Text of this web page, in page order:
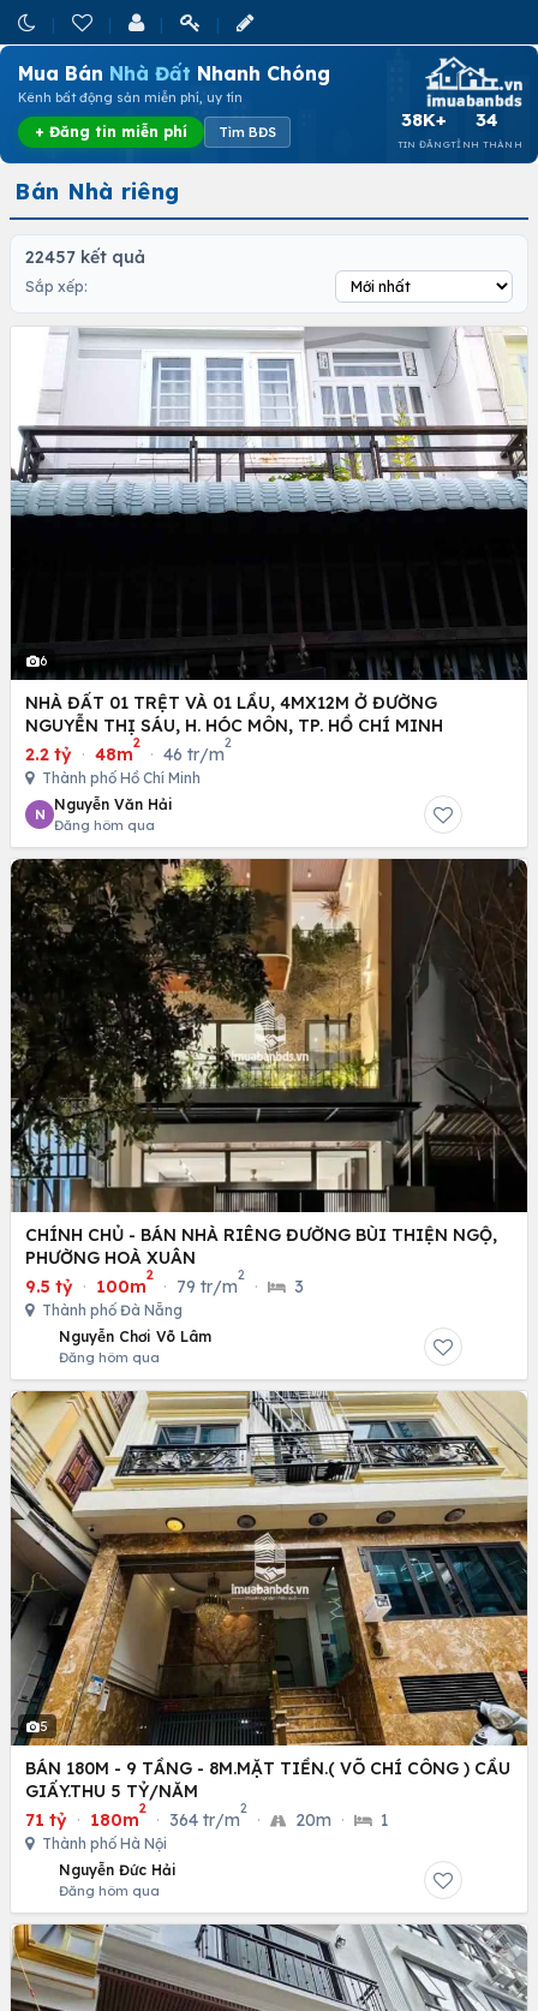
Mua Bán Nhà Đất Nhanh Chóng
Kênh bất động sản miễn phí, uy tín
+ Đăng tin miễn phí Tìm BĐS
38K+
TIN ĐĂNG
34
TỈNH THÀNH
Bán Nhà riêng
22457 kết quả
Sắp xếp:
6
NHÀ ĐẤT 01 TRỆT VÀ 01 LẦU, 4MX12M Ở ĐƯỜNG
NGUYỄN THỊ SÁU, H. HÓC MÔN, TP. HỒ CHÍ MINH
2.2 tỷ · 48m
2
· 46 tr/m
2
Thành phố Hồ Chí Minh
N
Nguyễn Văn Hải
Đăng hôm qua
CHÍNH CHỦ - BÁN NHÀ RIÊNG ĐƯỜNG BÙI THIỆN NGỘ,
PHƯỜNG HOÀ XUÂN
9.5 tỷ · 100m
2
· 79 tr/m
2
· 3
Thành phố Đà Nẵng
Nguyễn Chơi Võ Lâm
Đăng hôm qua
5
BÁN 180M - 9 TẦNG - 8M.MẶT TIỀN.( VÕ CHÍ CÔNG ) CẦU
GIẤY.THU 5 TỶ/NĂM
71 tỷ · 180m
2
· 364 tr/m
2
· 20m · 1
Thành phố Hà Nội
Nguyễn Đức Hải
Đăng hôm qua